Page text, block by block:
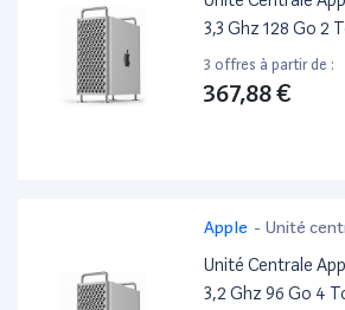
3,3 Ghz 128 Go 2
Reconditionné
3 offres à partir de :
367,88 €
Apple - Unité
Unité Centrale
3,2 Ghz 96 Go 4